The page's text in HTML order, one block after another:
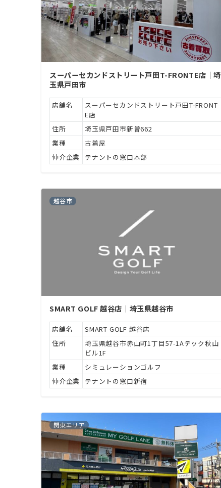
スーパーセカンドストリート戸田T-FRONTE店｜埼
玉県戸田市
店舗名
スーパーセカンドストリート戸田T-FRONT
E店
住所
埼玉県戸田市新曽662
業種
古着屋
仲介企業
テナントの窓口本部
越谷市
SMART GOLF 越谷店｜埼玉県越谷市
店舗名
SMART GOLF 越谷店
住所
埼玉県越谷市赤山町1丁目57-1Aテック秋山
ビル1F
業種
シミュレーションゴルフ
仲介企業
テナントの窓口新宿
関東エリア